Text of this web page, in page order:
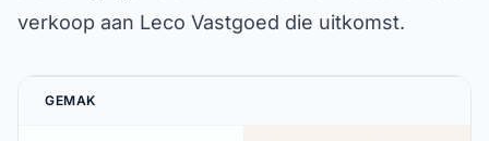
verkoop aan Leco Vastgoed die uitkomst.
GEMAK